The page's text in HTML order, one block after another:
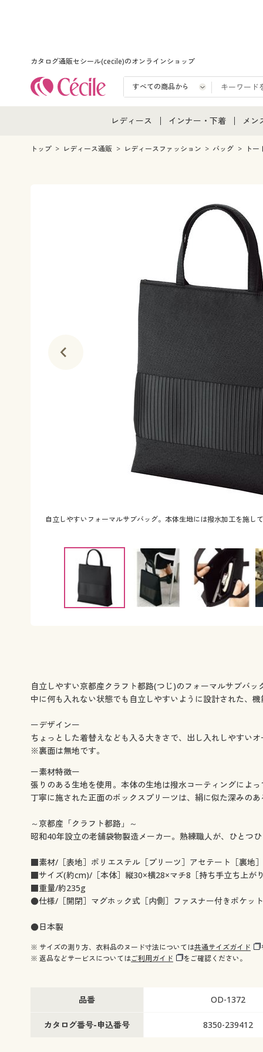
カタログ通販セシール(cecile)のオンラインショップ
レディース
レディース通販すべて
インナー・下着
インナー・下着通販すべ
メンズ下着
ジュニア・ティーンズ下
メン
メ
トップ レディース通販 レディースファッション バッグ トー
自立しやすいフォーマルサブバッグ。本体生地には撥水加工を施し
自立しやすい京都産クラフト都路(つじ)のフォーマルサブバッ
中に何も入れない状態でも自立しやすいように設計された、
ーデザインー
ちょっとした着替えなども入る大きさで、出し入れしやすい
※裏面は無地です。
ー素材特徴ー
張りのある生地を使用。本体の生地は撥水コーティングによ
丁寧に施された正面のボックスプリーツは、絹に似た深みの
～京都産「クラフト都路」～
昭和40年設立の老舗袋物製造メーカー。熟練職人が、ひとつ
■素材/［表地］ポリエステル［プリーツ］アセテート［裏地
■サイズ(約cm)/［本体］縦30×横28×マチ8［持ち手立ち上が
■重量/約235g
●仕様/［開閉］マグホック式［内側］ファスナー付きポケッ
●日本製
※ サイズの測り方、衣料品のヌード寸法については共通サイズガイド
※ 返品などサービスについてはご利用ガイド をご確認ください。
品番 OD-1372
カタログ番号-申込番号 8350-239412